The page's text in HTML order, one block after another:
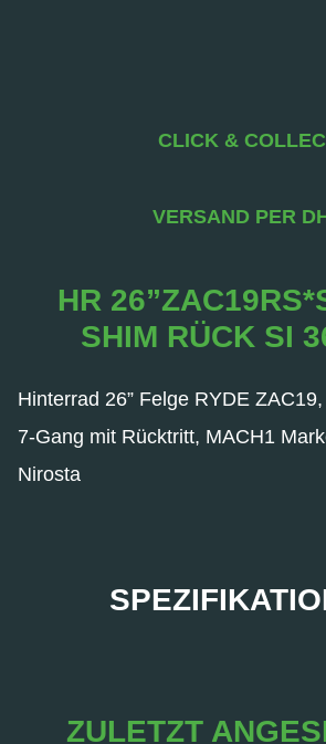
CLICK &
VERSAND PER
HR
SHIM RÜCK SI
Hinterrad 26” Felge RYDE
7-Gang mit Rücktritt, MACH1
Nirosta
ZULETZT